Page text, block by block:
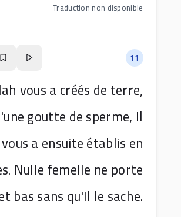
Traduction non disponible
11
vous a créés de terre,
goutte de sperme, Il
vous a ensuite établis en
Nulle femelle ne porte
bas sans qu'Il le sache.